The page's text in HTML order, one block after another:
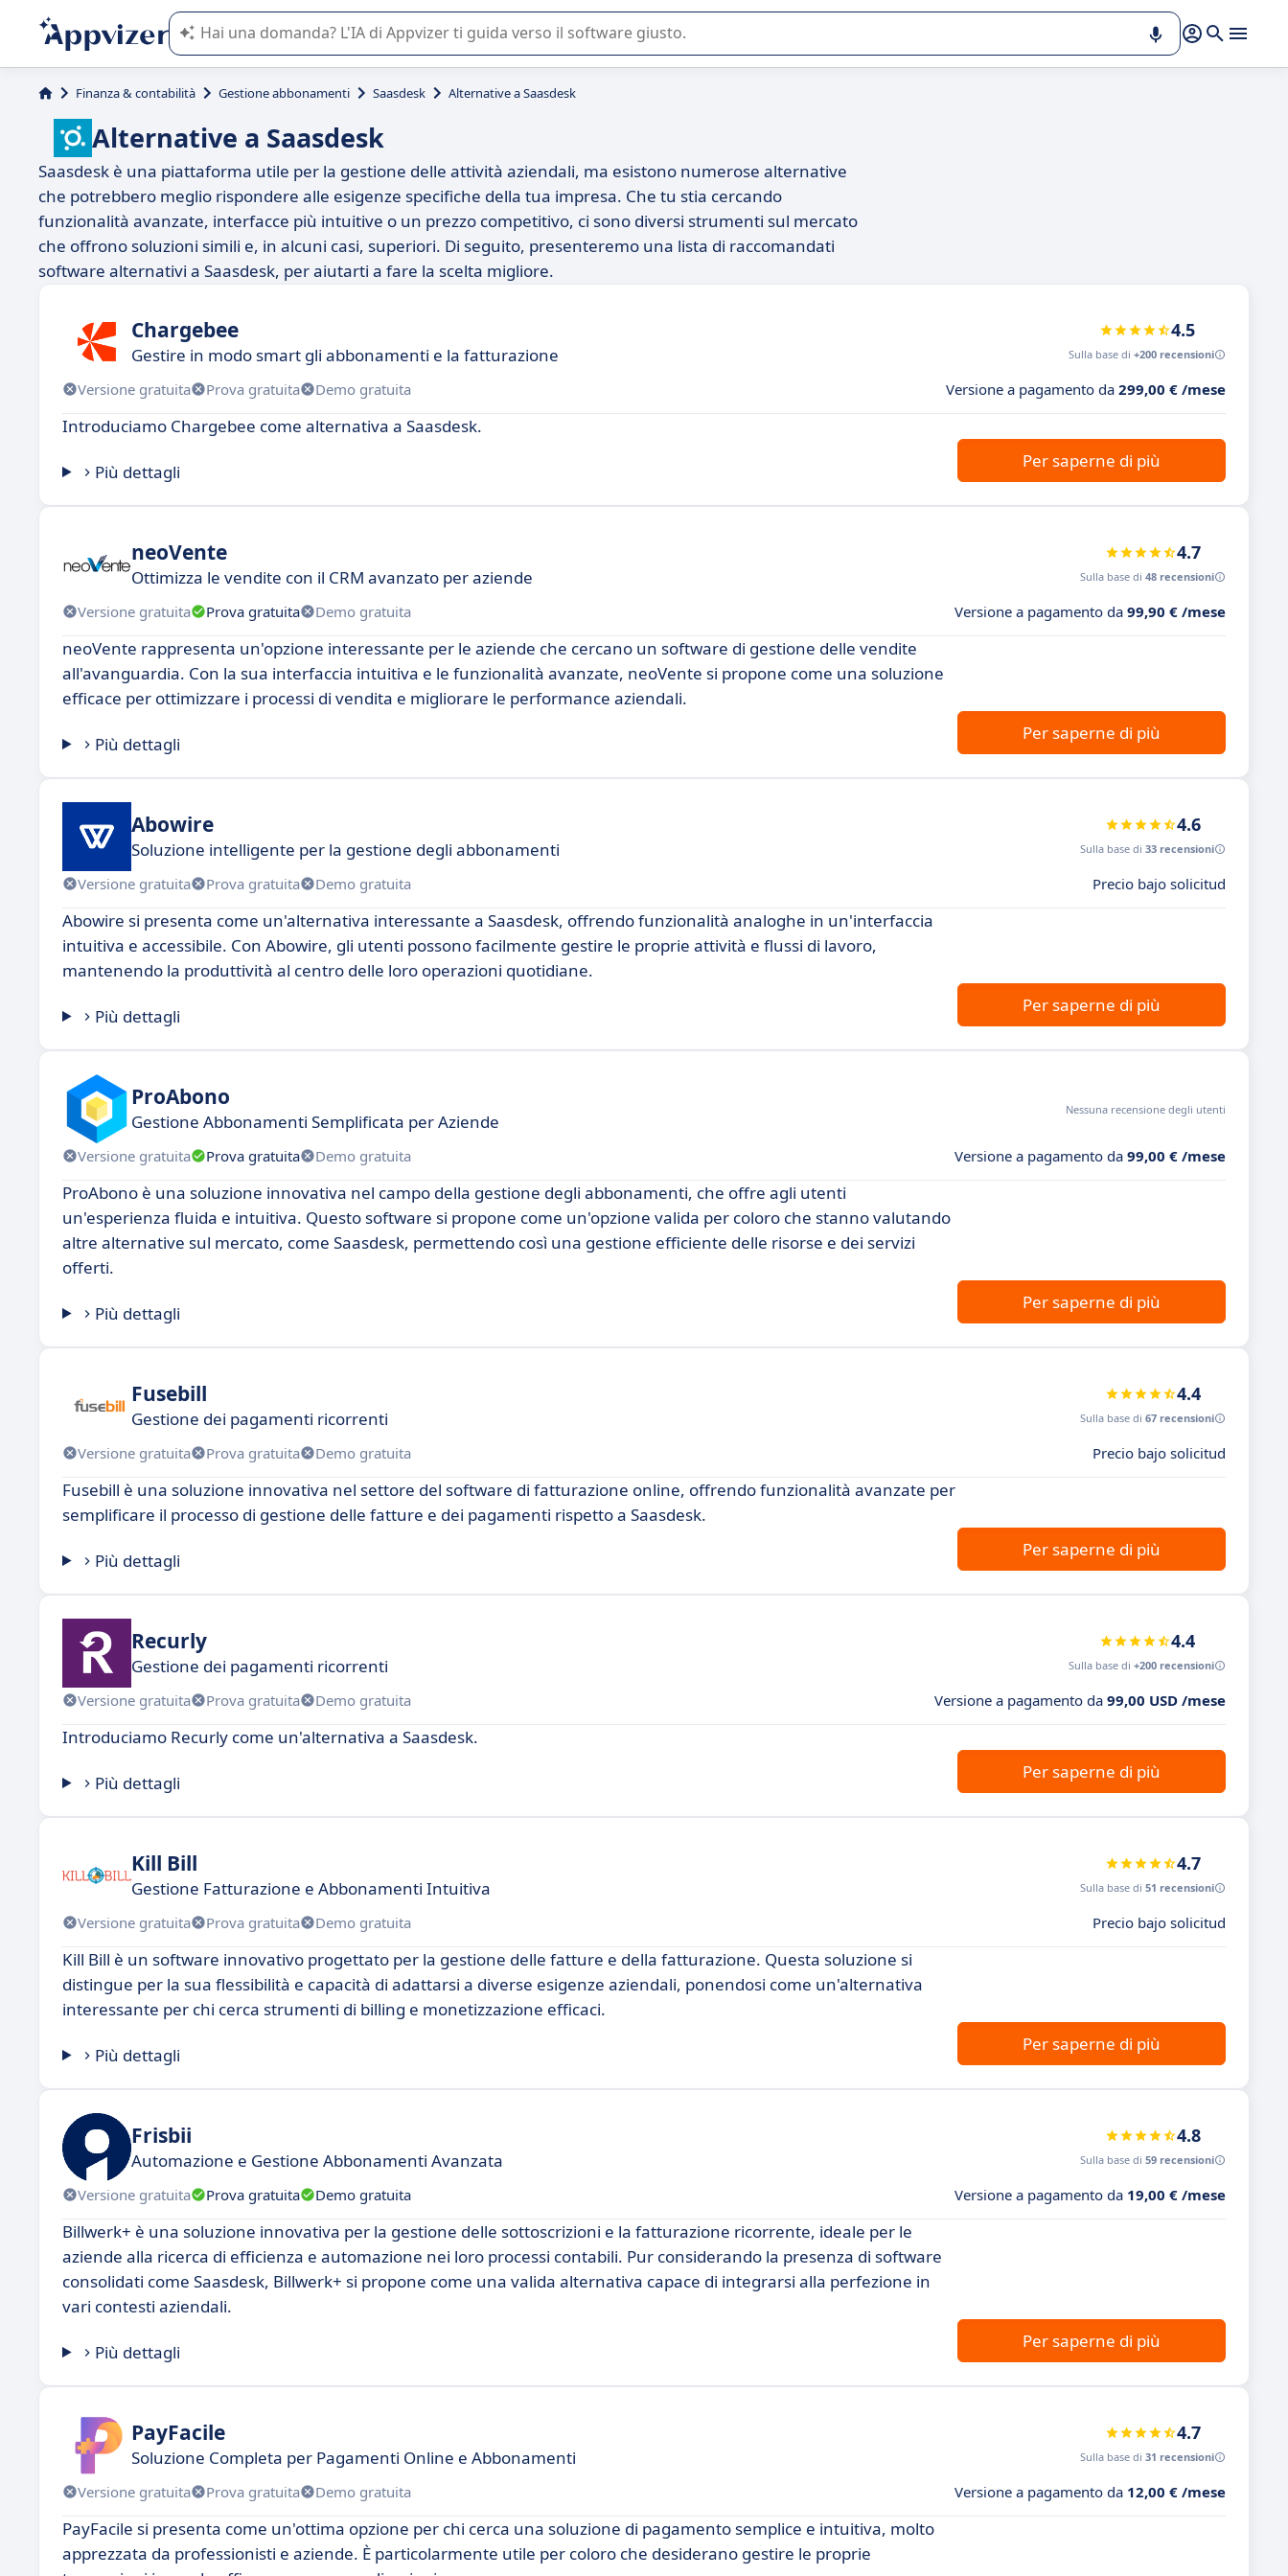
L'IA di Appvizer vi guida nell'utilizzo o nella scelta di un software SaaS per la vostra azienda.
Finanza & contabilità Gestione abbonamenti Saasdesk Alternative a Saasdesk
Alternative a Saasdesk
Saasdesk è una piattaforma utile per la gestione delle attività aziendali, ma esistono numerose alternative
che potrebbero meglio rispondere alle esigenze specifiche della tua impresa. Che tu stia cercando
funzionalità avanzate, interfacce più intuitive o un prezzo competitivo, ci sono diversi strumenti sul mercato
che offrono soluzioni simili e, in alcuni casi, superiori. Di seguito, presenteremo una lista di raccomandati
software alternativi a Saasdesk, per aiutarti a fare la scelta migliore.
Chargebee
Gestire in modo smart gli abbonamenti e la fatturazione
4.5
Sulla base di +200 recensioni
Versione gratuita Prova gratuita Demo gratuita Versione a pagamento da 299,00 € /mese
Introduciamo Chargebee come alternativa a Saasdesk.
Più dettagli
Per saperne di più
neoVente
Ottimizza le vendite con il CRM avanzato per aziende
4.7
Sulla base di 48 recensioni
Versione gratuita Prova gratuita Demo gratuita Versione a pagamento da 99,90 € /mese
neoVente rappresenta un'opzione interessante per le aziende che cercano un software di gestione delle vendite
all'avanguardia. Con la sua interfaccia intuitiva e le funzionalità avanzate, neoVente si propone come una soluzione
efficace per ottimizzare i processi di vendita e migliorare le performance aziendali.
Più dettagli
Per saperne di più
Abowire
Soluzione intelligente per la gestione degli abbonamenti
4.6
Sulla base di 33 recensioni
Versione gratuita Prova gratuita Demo gratuita Precio bajo solicitud
Abowire si presenta come un'alternativa interessante a Saasdesk, offrendo funzionalità analoghe in un'interfaccia
intuitiva e accessibile. Con Abowire, gli utenti possono facilmente gestire le proprie attività e flussi di lavoro,
mantenendo la produttività al centro delle loro operazioni quotidiane.
Più dettagli
Per saperne di più
ProAbono
Gestione Abbonamenti Semplificata per Aziende
Nessuna recensione degli utenti
Versione gratuita Prova gratuita Demo gratuita Versione a pagamento da 99,00 € /mese
ProAbono è una soluzione innovativa nel campo della gestione degli abbonamenti, che offre agli utenti
un'esperienza fluida e intuitiva. Questo software si propone come un'opzione valida per coloro che stanno valutando
altre alternative sul mercato, come Saasdesk, permettendo così una gestione efficiente delle risorse e dei servizi
offerti.
Più dettagli
Per saperne di più
Fusebill
Gestione dei pagamenti ricorrenti
4.4
Sulla base di 67 recensioni
Versione gratuita Prova gratuita Demo gratuita Precio bajo solicitud
Fusebill è una soluzione innovativa nel settore del software di fatturazione online, offrendo funzionalità avanzate per
semplificare il processo di gestione delle fatture e dei pagamenti rispetto a Saasdesk.
Più dettagli
Per saperne di più
Recurly
Gestione dei pagamenti ricorrenti
4.4
Sulla base di +200 recensioni
Versione gratuita Prova gratuita Demo gratuita Versione a pagamento da 99,00 USD /mese
Introduciamo Recurly come un'alternativa a Saasdesk.
Più dettagli
Per saperne di più
Kill Bill
Gestione Fatturazione e Abbonamenti Intuitiva
4.7
Sulla base di 51 recensioni
Versione gratuita Prova gratuita Demo gratuita Precio bajo solicitud
Kill Bill è un software innovativo progettato per la gestione delle fatture e della fatturazione. Questa soluzione si
distingue per la sua flessibilità e capacità di adattarsi a diverse esigenze aziendali, ponendosi come un'alternativa
interessante per chi cerca strumenti di billing e monetizzazione efficaci.
Più dettagli
Per saperne di più
Frisbii
Automazione e Gestione Abbonamenti Avanzata
4.8
Sulla base di 59 recensioni
Versione gratuita Prova gratuita Demo gratuita Versione a pagamento da 19,00 € /mese
Billwerk+ è una soluzione innovativa per la gestione delle sottoscrizioni e la fatturazione ricorrente, ideale per le
aziende alla ricerca di efficienza e automazione nei loro processi contabili. Pur considerando la presenza di software
consolidati come Saasdesk, Billwerk+ si propone come una valida alternativa capace di integrarsi alla perfezione in
vari contesti aziendali.
Più dettagli
Per saperne di più
PayFacile
Soluzione Completa per Pagamenti Online e Abbonamenti
4.7
Sulla base di 31 recensioni
Versione gratuita Prova gratuita Demo gratuita Versione a pagamento da 12,00 € /mese
PayFacile si presenta come un'ottima opzione per chi cerca una soluzione di pagamento semplice e intuitiva, molto
apprezzata da professionisti e aziende. È particolarmente utile per coloro che desiderano gestire le proprie